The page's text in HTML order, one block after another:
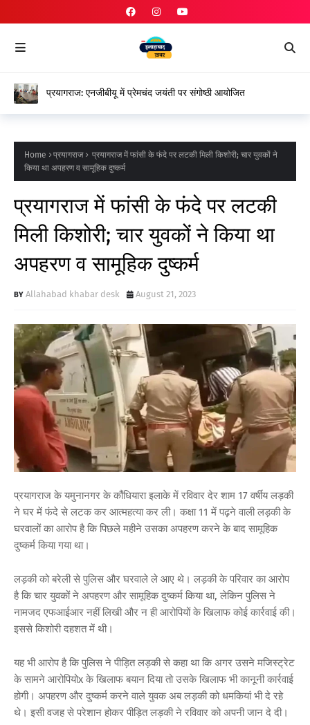
प्रयागराज: एनजीबीयू में प्रेमचंद जयंती पर संगोष्ठी आयोजित
Home प्रयागराज
प्रयागराज में फांसी के फंदे पर लटकी मिली किशोरी; चार युवकों ने
किया था अपहरण व सामूहिक दुष्कर्म
प्रयागराज में फांसी के फंदे पर लटकी
मिली किशोरी; चार युवकों ने किया था
अपहरण व सामूहिक दुष्कर्म
Allahabad khabar desk August 21, 2023
प्रयागराज के यमुनानगर के कौंधियारा इलाके में रविवार देर शाम 17 वर्षीय लड़की
ने घर में फंदे से लटक कर आत्महत्या कर ली। कक्षा 11 में पढ़ने वाली लड़की के
घरवालों का आरोप है कि पिछले महीने उसका अपहरण करने के बाद सामूहिक
दुष्कर्म किया गया था।
लड़की को बरेली से पुलिस और घरवाले ले आए थे। लड़की के परिवार का आरोप
है कि चार युवकों ने अपहरण और सामूहिक दुष्कर्म किया था, लेकिन पुलिस ने
नामजद एफआईआर नहीं लिखी और न ही आरोपियों के खिलाफ कोई कार्रवाई की।
इससे किशोरी दहशत में थी।
यह भी आरोप है कि पुलिस ने पीड़ित लड़की से कहा था कि अगर उसने मजिस्ट्रेट
के सामने आरोपियोx के खिलाफ बयान दिया तो उसके खिलाफ भी कानूनी कार्रवाई
होगी। अपहरण और दुष्कर्म करने वाले युवक अब लड़की को धमकियां भी दे रहे
थे। इसी वजह से परेशान होकर पीड़ित लड़की ने रविवार को अपनी जान दे दी।